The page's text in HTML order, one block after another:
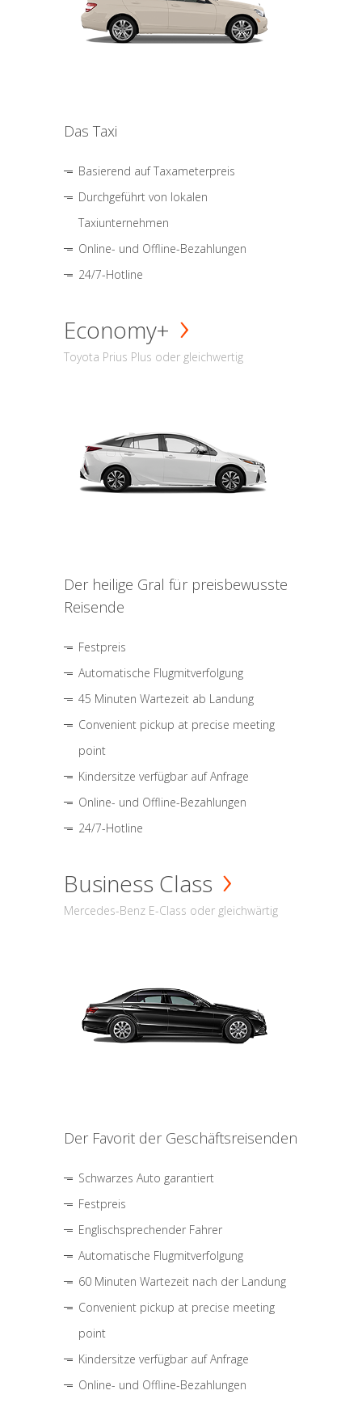
Das Taxi
Basierend auf Taxameterpreis
Durchgeführt von lokalen
Taxiunternehmen
Online- und Offline-Bezahlungen
24/7-Hotline
Economy+
Toyota Prius Plus oder gleichwertig
Der heilige Gral für preisbewusste
Reisende
Festpreis
Automatische Flugmitverfolgung
45 Minuten Wartezeit ab Landung
Convenient pickup at precise meeting
point
Kindersitze verfügbar auf Anfrage
Online- und Offline-Bezahlungen
24/7-Hotline
Business Class
Mercedes-Benz E-Class oder gleichwärtig
Der Favorit der Geschäftsreisenden
Schwarzes Auto garantiert
Festpreis
Englischsprechender Fahrer
Automatische Flugmitverfolgung
60 Minuten Wartezeit nach der Landung
Convenient pickup at precise meeting
point
Kindersitze verfügbar auf Anfrage
Online- und Offline-Bezahlungen